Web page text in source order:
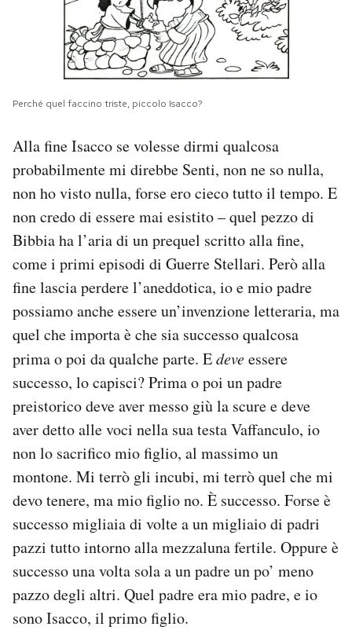
Perché quel faccino triste, piccolo Isacco?
Alla fine Isacco se volesse dirmi qualcosa
probabilmente mi direbbe Senti, non ne so nulla,
non ho visto nulla, forse ero cieco tutto il tempo. E
non credo di essere mai esistito – quel pezzo di
Bibbia ha l’aria di un prequel scritto alla fine,
come i primi episodi di Guerre Stellari. Però alla
fine lascia perdere l’aneddotica, io e mio padre
possiamo anche essere un’invenzione letteraria, ma
quel che importa è che sia successo qualcosa
prima o poi da qualche parte. Edeveessere
successo, lo capisci? Prima o poi un padre
preistorico deve aver messo giù la scure e deve
aver detto alle voci nella sua testa Vaffanculo, io
non lo sacrifico mio figlio, al massimo un
montone. Mi terrò gli incubi, mi terrò quel che mi
devo tenere, ma mio figlio no. È successo. Forse è
successo migliaia di volte a un migliaio di padri
pazzi tutto intorno alla mezzaluna fertile. Oppure è
successo una volta sola a un padre un po’ meno
pazzo degli altri. Quel padre era mio padre, e io
sono Isacco, il primo figlio.